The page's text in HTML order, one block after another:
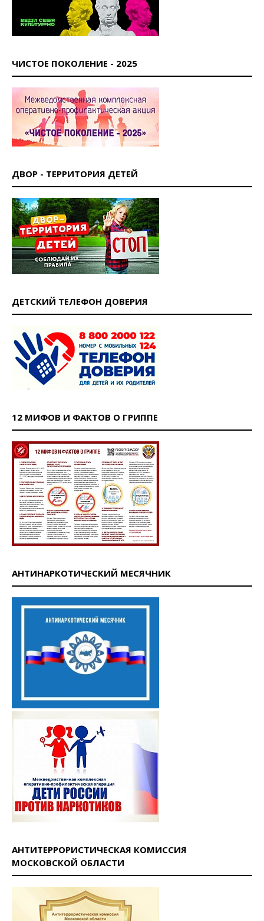
ЧИСТОЕ ПОКОЛЕНИЕ - 2025
ДВОР - ТЕРРИТОРИЯ ДЕТЕЙ
ДЕТСКИЙ ТЕЛЕФОН ДОВЕРИЯ
12 МИФОВ И ФАКТОВ О ГРИППЕ
АНТИНАРКОТИЧЕСКИЙ МЕСЯЧНИК
АНТИТЕРРОРИСТИЧЕСКАЯ КОМИССИЯ
МОСКОВСКОЙ ОБЛАСТИ